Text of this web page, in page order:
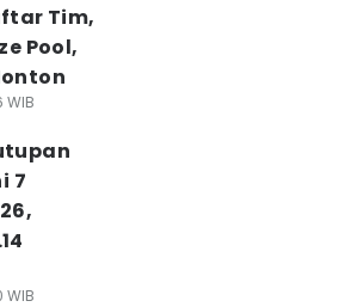
Tim,
Pool,
WIB
7
WIB